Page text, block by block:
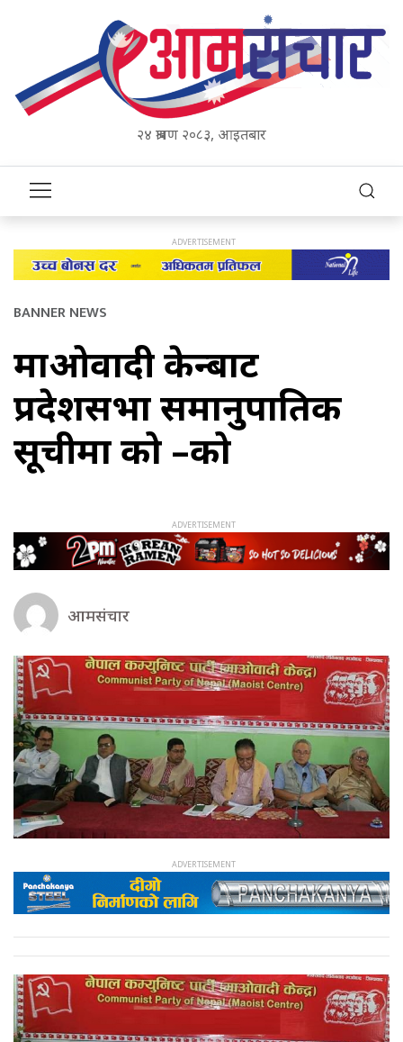
२४ श्रावण २०८३, आइतबार
BANNER NEWS
माओवादी केन्द्रबाट
प्रदेशसभा समानुपातिक
सूचीमा को –को
आमसंचार